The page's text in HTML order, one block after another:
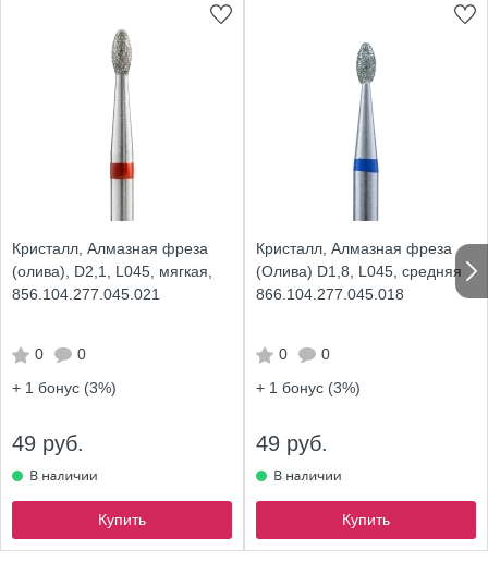
Кристалл, Алмазная фреза
(олива), D2,1, L045, мягкая,
856.104.277.045.021
0
0
+ 1 бонус (3%)
49 руб.
Купить
Кристалл, Алмазная фреза
(Олива) D1,8, L045, средняя
866.104.277.045.018
0
0
+ 1 бонус (3%)
49 руб.
Купить